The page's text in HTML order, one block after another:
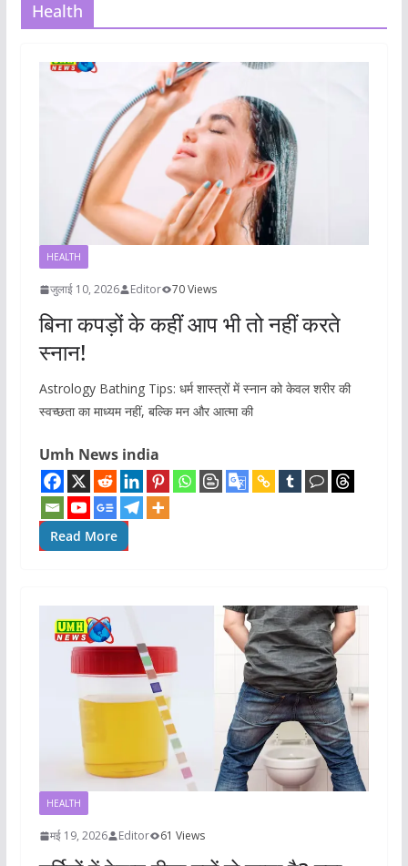
Health
HEALTH
जुलाई 10, 2026 Editor 70 Views
बिना कपड़ों के कहीं आप भी तो नहीं करते
स्नान!
Astrology Bathing Tips: धर्म शास्त्रों में स्नान को केवल शरीर की
स्वच्छता का माध्यम नहीं, बल्कि मन और आत्मा की
Umh News india
Read More
HEALTH
मई 19, 2026 Editor 61 Views